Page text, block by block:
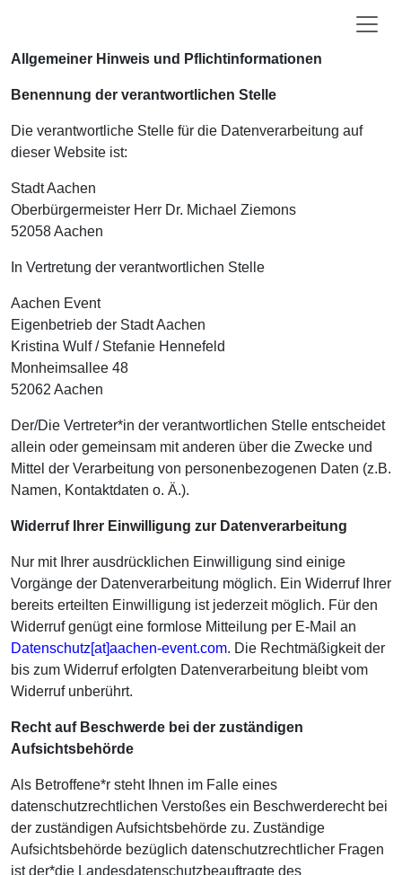
Allgemeiner Hinweis und Pflichtinformationen
Benennung der verantwortlichen Stelle
Die verantwortliche Stelle für die Datenverarbeitung auf
dieser Website ist:
Stadt Aachen
Oberbürgermeister Herr Dr. Michael Ziemons
52058 Aachen
In Vertretung der verantwortlichen Stelle
Aachen Event
Eigenbetrieb der Stadt Aachen
Kristina Wulf / Stefanie Hennefeld
Monheimsallee 48
52062 Aachen
Der/Die Vertreter*in der verantwortlichen Stelle entscheidet
allein oder gemeinsam mit anderen über die Zwecke und
Mittel der Verarbeitung von personenbezogenen Daten (z.B.
Namen, Kontaktdaten o. Ä.).
Widerruf Ihrer Einwilligung zur Datenverarbeitung
Nur mit Ihrer ausdrücklichen Einwilligung sind einige
Vorgänge der Datenverarbeitung möglich. Ein Widerruf Ihrer
bereits erteilten Einwilligung ist jederzeit möglich. Für den
Widerruf genügt eine formlose Mitteilung per E-Mail an
Datenschutz[at]​aachen-event.com. Die Rechtmäßigkeit der
bis zum Widerruf erfolgten Datenverarbeitung bleibt vom
Widerruf unberührt.
Recht auf Beschwerde bei der zuständigen
Aufsichtsbehörde
Als Betroffene*r steht Ihnen im Falle eines
datenschutzrechtlichen Verstoßes ein Beschwerderecht bei
der zuständigen Aufsichtsbehörde zu. Zuständige
Aufsichtsbehörde bezüglich datenschutzrechtlicher Fragen
ist der*die Landesdatenschutzbeauftragte des